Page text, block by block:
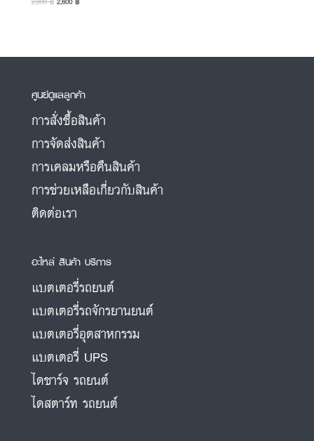
ศูนย์ดูแลลูกค้า
การสั่งซื้อสินค้า
การจัดส่งสินค้า
การเคลมหรือคืนสินค้า
การช่วยเหลือเกี่ยวกับสินค้า
ติดต่อเรา
อะไหล่ สินค้า บริการ
แบตเตอรี่รถยนต์
แบตเตอรี่รถจักรยานยนต์
แบตเตอรี่อุตสาหกรรม
แบตเตอรี่ UPS
ไดชาร์จ รถยนต์
ไดสตาร์ท รถยนต์